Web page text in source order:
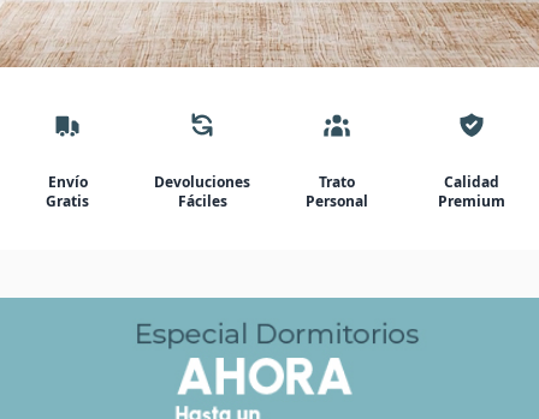
Envío
Gratis
Devoluciones
Fáciles
Trato
Personal
Calidad
Premium